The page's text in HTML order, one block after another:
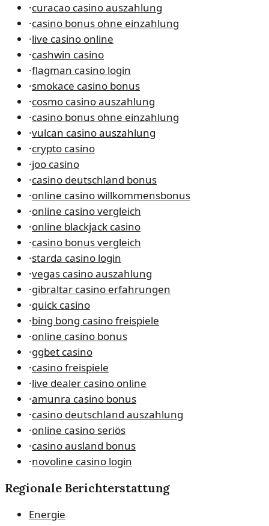
·curacao casino auszahlung
·casino bonus ohne einzahlung
·live casino online
·cashwin casino
·flagman casino login
·smokace casino bonus
·cosmo casino auszahlung
·casino bonus ohne einzahlung
·vulcan casino auszahlung
·crypto casino
·joo casino
·casino deutschland bonus
·online casino willkommensbonus
·online casino vergleich
·online blackjack casino
·casino bonus vergleich
·starda casino login
·vegas casino auszahlung
·gibraltar casino erfahrungen
·quick casino
·bing bong casino freispiele
·online casino bonus
·ggbet casino
·casino freispiele
·live dealer casino online
·amunra casino bonus
·casino deutschland auszahlung
·online casino seriös
·casino ausland bonus
·novoline casino login
Regionale Berichterstattung
Energie